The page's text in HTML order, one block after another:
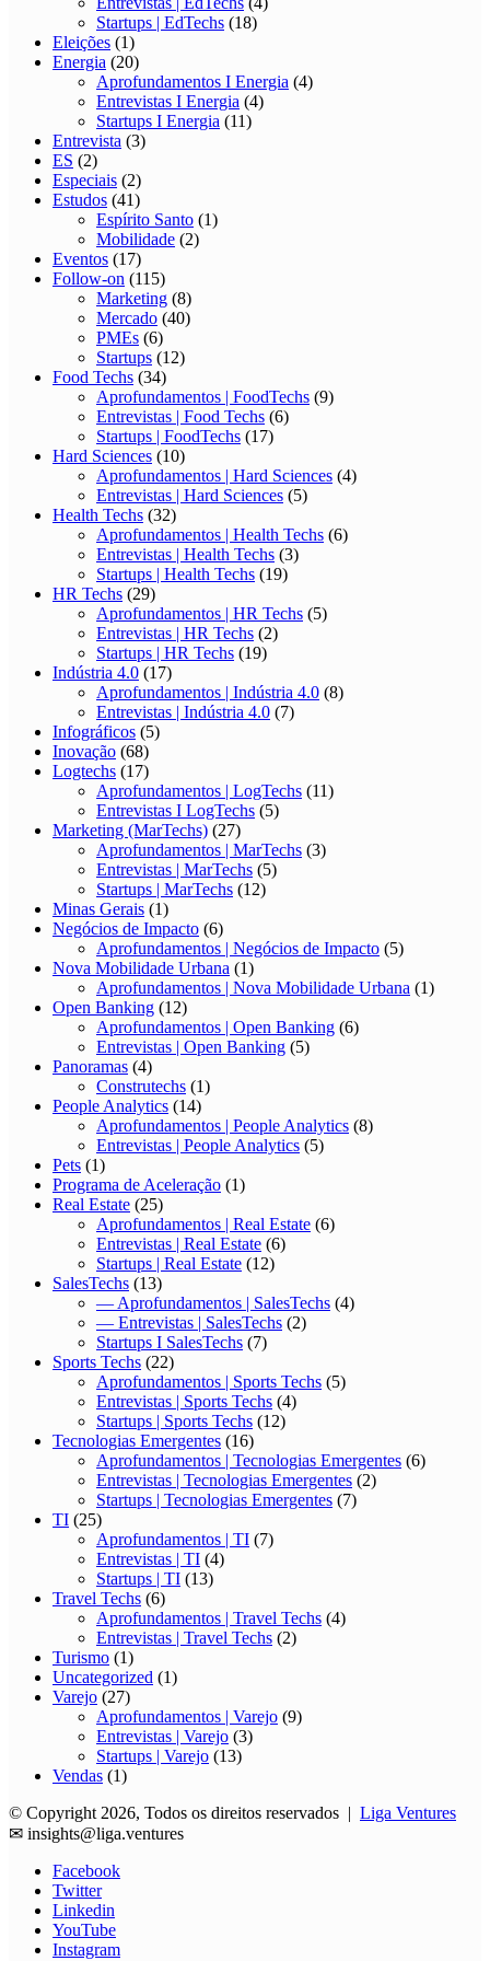
Startups | EdTechs (18)
Eleições (1)
Energia (20)
Aprofundamentos I Energia (4)
Entrevistas I Energia (4)
Startups I Energia (11)
Entrevista (3)
ES (2)
Especiais (2)
Estudos (41)
Espírito Santo (1)
Mobilidade (2)
Eventos (17)
Follow-on (115)
Marketing (8)
Mercado (40)
PMEs (6)
Startups (12)
Food Techs (34)
Aprofundamentos | FoodTechs (9)
Entrevistas | Food Techs (6)
Startups | FoodTechs (17)
Hard Sciences (10)
Aprofundamentos | Hard Sciences (4)
Entrevistas | Hard Sciences (5)
Health Techs (32)
Aprofundamentos | Health Techs (6)
Entrevistas | Health Techs (3)
Startups | Health Techs (19)
HR Techs (29)
Aprofundamentos | HR Techs (5)
Entrevistas | HR Techs (2)
Startups | HR Techs (19)
Indústria 4.0 (17)
Aprofundamentos | Indústria 4.0 (8)
Entrevistas | Indústria 4.0 (7)
Infográficos (5)
Inovação (68)
Logtechs (17)
Aprofundamentos | LogTechs (11)
Entrevistas I LogTechs (5)
Marketing (MarTechs) (27)
Aprofundamentos | MarTechs (3)
Entrevistas | MarTechs (5)
Startups | MarTechs (12)
Minas Gerais (1)
Negócios de Impacto (6)
Aprofundamentos | Negócios de Impacto (5)
Nova Mobilidade Urbana (1)
Aprofundamentos | Nova Mobilidade Urbana (1)
Open Banking (12)
Aprofundamentos | Open Banking (6)
Entrevistas | Open Banking (5)
Panoramas (4)
Construtechs (1)
People Analytics (14)
Aprofundamentos | People Analytics (8)
Entrevistas | People Analytics (5)
Pets (1)
Programa de Aceleração (1)
Real Estate (25)
Aprofundamentos | Real Estate (6)
Entrevistas | Real Estate (6)
Startups | Real Estate (12)
SalesTechs (13)
— Aprofundamentos | SalesTechs (4)
— Entrevistas | SalesTechs (2)
Startups I SalesTechs (7)
Sports Techs (22)
Aprofundamentos | Sports Techs (5)
Entrevistas | Sports Techs (4)
Startups | Sports Techs (12)
Tecnologias Emergentes (16)
Aprofundamentos | Tecnologias Emergentes (6)
Entrevistas | Tecnologias Emergentes (2)
Startups | Tecnologias Emergentes (7)
TI (25)
Aprofundamentos | TI (7)
Entrevistas | TI (4)
Startups | TI (13)
Travel Techs (6)
Aprofundamentos | Travel Techs (4)
Entrevistas | Travel Techs (2)
Turismo (1)
Uncategorized (1)
Varejo (27)
Aprofundamentos | Varejo (9)
Entrevistas | Varejo (3)
Startups | Varejo (13)
Vendas (1)
© Copyright 2026, Todos os direitos reservados | Liga Ventures
✉ insights@liga.ventures
Facebook
Twitter
Linkedin
YouTube
Instagram